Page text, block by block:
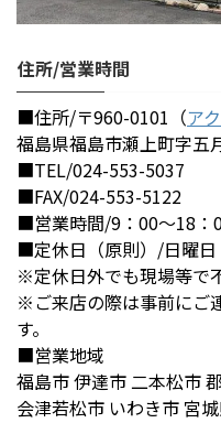
住所/営業時間
■住所/〒960-0101（ア
福島県福島市瀬上町字五
■TEL/024-553-5037
■FAX/024-553-5122
■営業時間/9：00～18：
■定休日（原則）/日曜日
※定休日外でも現場等で
※ご来店の際は事前にご
す。
■営業地域
福島市 伊達市 二本松市
会津若松市 いわき市 宮